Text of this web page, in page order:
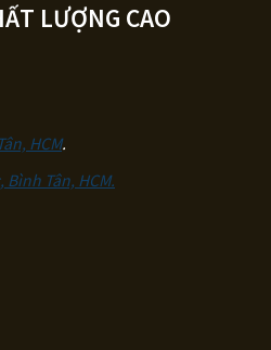
LƯỢNG CAO
HCM.
Bình Tân, HCM.